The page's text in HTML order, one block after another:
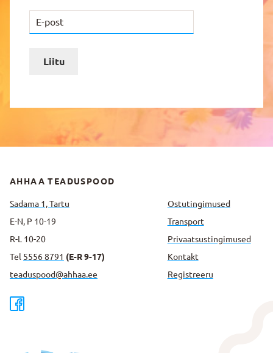
Liitu
AHHAA TEADUSPOOD
Sadama 1, Tartu
E-N, P 10-19
R-L 10-20
Tel 5556 8791 (E-R 9-17)
teaduspood@ahhaa.ee
Ostutingimused
Transport
Privaatsus­tingimused
Kontakt
Registreeru